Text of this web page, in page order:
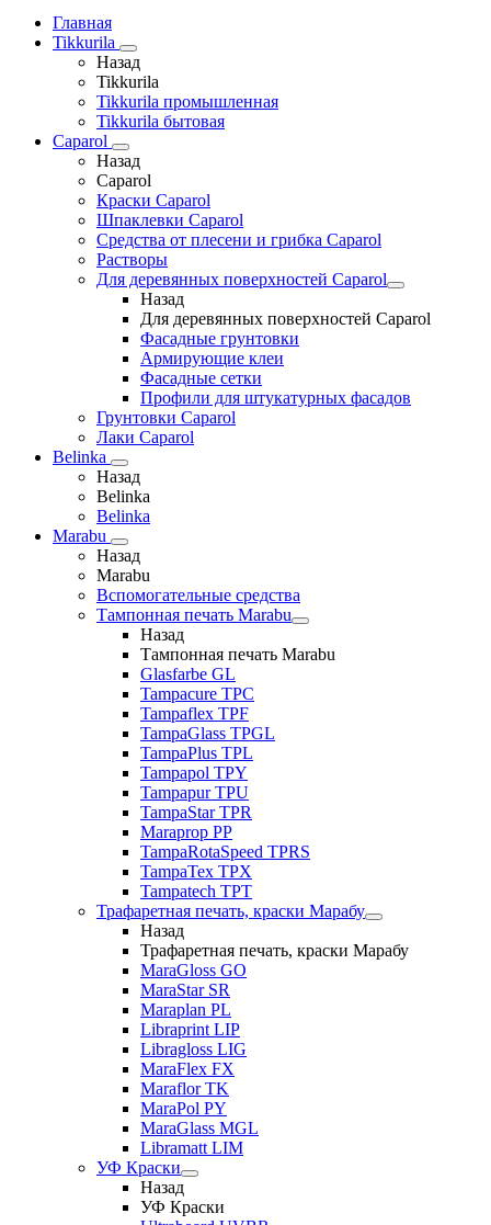
Главная
Tikkurila
Назад
Tikkurila
Tikkurila промышленная
Tikkurila бытовая
Caparol
Назад
Caparol
Краски Caparol
Шпаклевки Caparol
Средства от плесени и грибка Caparol
Растворы
Для деревянных поверхностей Caparol
Назад
Для деревянных поверхностей Caparol
Фасадные грунтовки
Армирующие клеи
Фасадные сетки
Профили для штукатурных фасадов
Грунтовки Caparol
Лаки Caparol
Belinka
Назад
Belinka
Belinka
Marabu
Назад
Marabu
Вспомогательные средства
Тампонная печать Marabu
Назад
Тампонная печать Marabu
Glasfarbe GL
Tampacure TPC
Tampaflex TPF
TampaGlass TPGL
TampaPlus TPL
Tampapol TPY
Tampapur TPU
TampaStar TPR
Maraprop PP
TampaRotaSpeed TPRS
TampaTex TPX
Tampatech TPT
Трафаретная печать, краски Марабу
Назад
Трафаретная печать, краски Марабу
MaraGloss GO
MaraStar SR
Maraplan PL
Libraprint LIP
Libragloss LIG
MaraFlex FX
Maraflor TK
MaraPol PY
MaraGlass MGL
Libramatt LIM
УФ Краски
Назад
УФ Краски